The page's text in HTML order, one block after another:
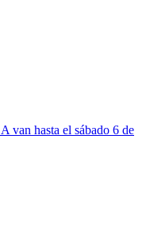
van hasta el sábado 6 de